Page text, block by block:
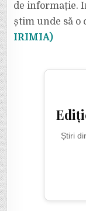
de informație.
știm unde să o
IRIMIA)
Știri